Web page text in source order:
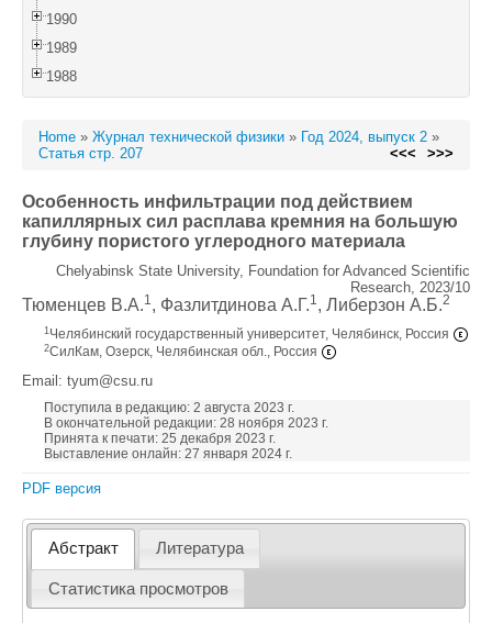
1990
1989
1988
Home » Журнал технической физики » Год 2024, выпуск 2 »
Статья стр. 207
<<< >>>
Особенность инфильтрации под действием
капиллярных сил расплава кремния на большую
глубину пористого углеродного материала
Chelyabinsk State University, Foundation for Advanced Scientific
Research, 2023/10
Тюменцев В.А.1, Фазлитдинова А.Г.1, Либерзон А.Б.2
1 Челябинский государственный университет, Челябинск, Россия
2СилКам, Озерск, Челябинская обл., Россия
Email: tyum@csu.ru
Поступила в редакцию: 2 августа 2023 г.
В окончательной редакции: 28 ноября 2023 г.
Принята к печати: 25 декабря 2023 г.
Выставление онлайн: 27 января 2024 г.
PDF версия
Абстракт Литература
Статистика просмотров